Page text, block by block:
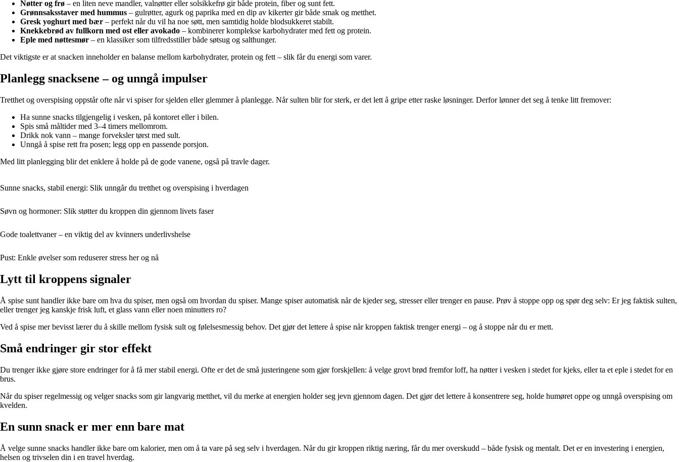
Nøtter og frø – en liten neve mandler, valnøtter eller solsikkefrø gir både protein, fiber og sunt fett.
Grønnsaksstaver med hummus – gulrøtter, agurk og paprika med en dip av kikerter gir både smak og metthet.
Gresk yoghurt med bær – perfekt når du vil ha noe søtt, men samtidig holde blodsukkeret stabilt.
Knekkebrød av fullkorn med ost eller avokado – kombinerer komplekse karbohydrater med fett og protein.
Eple med nøttesmør – en klassiker som tilfredsstiller både søtsug og salthunger.
Det viktigste er at snacken inneholder en balanse mellom karbohydrater, protein og fett – slik får du energi som varer.
Planlegg snacksene – og unngå impulser
Tretthet og overspising oppstår ofte når vi spiser for sjelden eller glemmer å planlegge. Når sulten blir for sterk, er det lett å gripe etter raske løsninger. Derfor lønner det seg å tenke litt fremover:
Ha sunne snacks tilgjengelig i vesken, på kontoret eller i bilen.
Spis små måltider med 3–4 timers mellomrom.
Drikk nok vann – mange forveksler tørst med sult.
Unngå å spise rett fra posen; legg opp en passende porsjon.
Med litt planlegging blir det enklere å holde på de gode vanene, også på travle dager.
Sunne snacks, stabil energi: Slik unngår du tretthet og overspising i hverdagen
Søvn og hormoner: Slik støtter du kroppen din gjennom livets faser
Gode toalettvaner – en viktig del av kvinners underlivshelse
Pust: Enkle øvelser som reduserer stress her og nå
Lytt til kroppens signaler
Å spise sunt handler ikke bare om hva du spiser, men også om hvordan du spiser. Mange spiser automatisk når de kjeder seg, stresser eller trenger en pause. Prøv å stoppe opp og spør deg selv: Er jeg faktisk sulten,
eller trenger jeg kanskje frisk luft, et glass vann eller noen minutters ro?
Ved å spise mer bevisst lærer du å skille mellom fysisk sult og følelsesmessig behov. Det gjør det lettere å spise når kroppen faktisk trenger energi – og å stoppe når du er mett.
Små endringer gir stor effekt
Du trenger ikke gjøre store endringer for å få mer stabil energi. Ofte er det de små justeringene som gjør forskjellen: å velge grovt brød fremfor loff, ha nøtter i vesken i stedet for kjeks, eller ta et eple i stedet for en
brus.
Når du spiser regelmessig og velger snacks som gir langvarig metthet, vil du merke at energien holder seg jevn gjennom dagen. Det gjør det lettere å konsentrere seg, holde humøret oppe og unngå overspising om
kvelden.
En sunn snack er mer enn bare mat
Å velge sunne snacks handler ikke bare om kalorier, men om å ta vare på seg selv i hverdagen. Når du gir kroppen riktig næring, får du mer overskudd – både fysisk og mentalt. Det er en investering i energien,
helsen og trivselen din i en travel hverdag.